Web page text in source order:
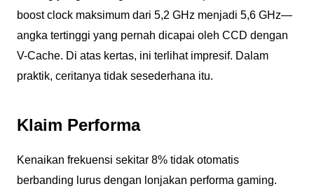
boost clock maksimum dari 5,2 GHz menjadi 5,6 GHz—
angka tertinggi yang pernah dicapai oleh CCD dengan
V-Cache. Di atas kertas, ini terlihat impresif. Dalam
praktik, ceritanya tidak sesederhana itu.
Klaim Performa
Kenaikan frekuensi sekitar 8% tidak otomatis
berbanding lurus dengan lonjakan performa gaming.